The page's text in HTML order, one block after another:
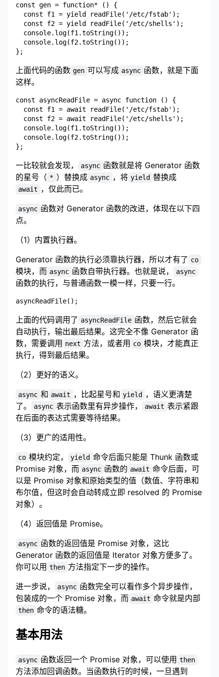
const gen = function* () {
  const f1 = yield readFile('/etc/fstab');
  const f2 = yield readFile('/etc/shells');
  console.log(f1.toString());
  console.log(f2.toString());
上面代码的函数 gen 可以写成 async 函数，就是下面
这样。
const asyncReadFile = async function () {
  const f1 = await readFile('/etc/fstab');
  const f2 = await readFile('/etc/shells');
  console.log(f1.toString());
  console.log(f2.toString());
一比较就会发现， async 函数就是将 Generator 函数
的星号（ * ）替换成 async ，将 yield 替换成
await ，仅此而已。
async 函数对 Generator 函数的改进，体现在以下四
点。
（1）内置执行器。
Generator 函数的执行必须靠执行器，所以才有了 co
模块，而 async 函数自带执行器。也就是说， async
函数的执行，与普通函数一模一样，只要一行。
上面的代码调用了 asyncReadFile 函数，然后它就会
自动执行，输出最后结果。这完全不像 Generator 函
数，需要调用 next 方法，或者用 co 模块，才能真正
执行，得到最后结果。
（2）更好的语义。
async 和 await ，比起星号和 yield
，语义更清楚
了。
async 表示函数里有异步操作， await 表示紧跟
在后面的表达式需要等待结果。
（3）更广的适用性。
co 模块约定， yield 命令后面只能是 Thunk 函数或
Promise 对象，而 async 函数的 await 命令后面，可
以是 Promise 对象和原始类型的值（数值、字符串和
布尔值，但这时会自动转成立即 resolved 的 Promise
对象）。
（4）返回值是 Promise。
async 函数的返回值是 Promise 对象，这比
Generator 函数的返回值是 Iterator 对象方便多了。
你可以用 then 方法指定下一步的操作。
进一步说，
async 函数完全可以看作多个异步操作，
包装成的一个 Promise 对象，而 await 命令就是内部
then 命令的语法糖。
基本用法
async 函数返回一个 Promise 对象，可以使用 then
方法添加回调函数。当函数执行的时候，一旦遇到